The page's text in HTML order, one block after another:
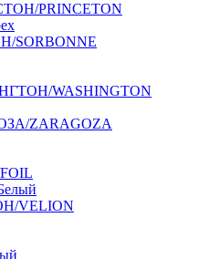
PRINCETON
SORBONNE
WASHINGTON
ZARAGOZA
VELION